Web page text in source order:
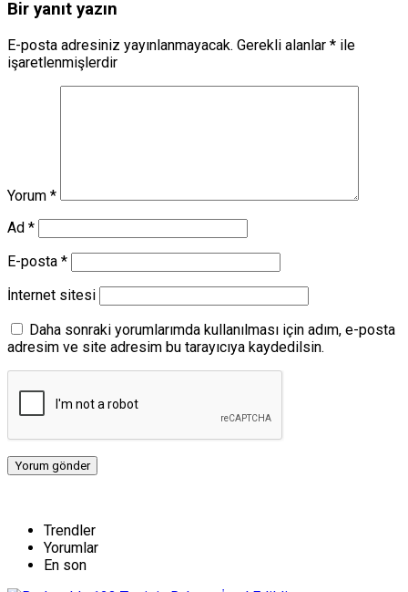
Bir yanıt yazın
E-posta adresiniz yayınlanmayacak. Gerekli alanlar * ile
işaretlenmişlerdir
Yorum *
Ad *
E-posta *
İnternet sitesi
Daha sonraki yorumlarımda kullanılması için adım, e-posta
adresim ve site adresim bu tarayıcıya kaydedilsin.
Trendler
Yorumlar
En son